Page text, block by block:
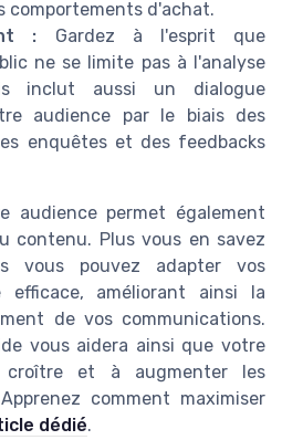
comportements d'achat.
: Gardez à l'esprit que
ne se limite pas à l'analyse
inclut aussi un dialogue
audience par le biais des
enquêtes et des feedbacks
audience permet également
contenu. Plus vous en savez
vous pouvez adapter vos
efficace, améliorant ainsi la
de vos communications.
vous aidera ainsi que votre
et à augmenter les
comment maximiser
dédié.